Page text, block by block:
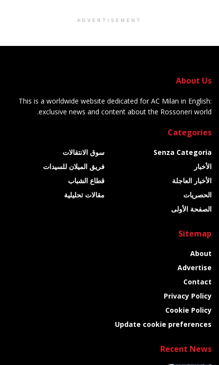
ADVERTISEMENT
About Us
This is a worldwide website dedicated for AC Milan in English:
exclusive news and content about the Rossoneri world.
Categories
Senza Categoria
الأخبار
الأخبار العاجلة
الحصريات
الصفحة الأولى
سوق الانتقالات
فريق الميلان للسيدات
قطاع الشباب
مقالات تحليلية
Sitemap
About
Advertise
Contact
Privacy Policy
Cookie Policy
Update cookie preferences
Recent News